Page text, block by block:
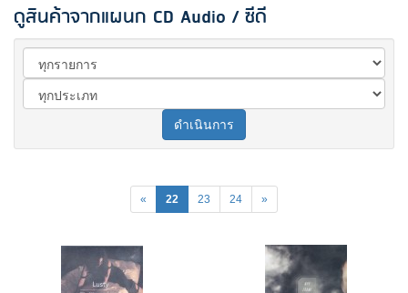
ดูสินค้าจากแผนก CD Audio / ซีดี
ดำเนินการ
« 22 23 24 »